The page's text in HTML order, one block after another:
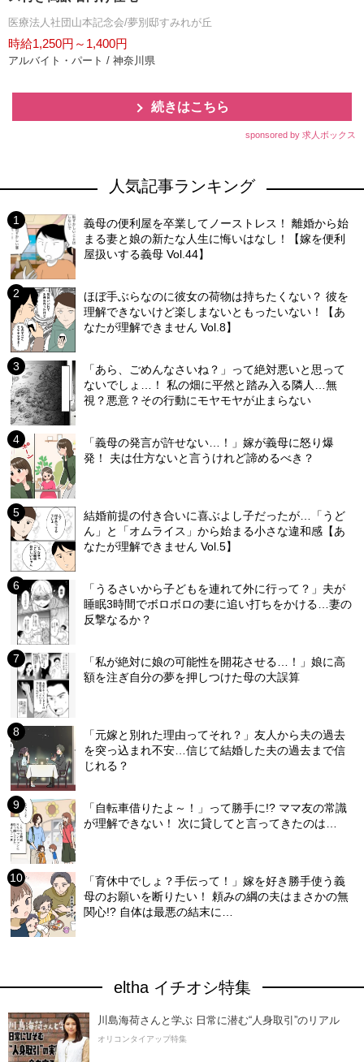
医療法人社団山本記念会/夢別邸すみれが丘
時給1,250円～1,400円
アルバイト・パート / 神奈川県
続きはこちら
sponsored by 求人ボックス
人気記事ランキング
義母の便利屋を卒業してノーストレス！ 離婚から始
まる妻と娘の新たな人生に悔いはなし！【嫁を便利
屋扱いする義母 Vol.44】
ほぼ手ぶらなのに彼女の荷物は持ちたくない？ 彼を
理解できないけど楽しまないともったいない！【あ
なたが理解できません Vol.8】
「あら、ごめんなさいね？」って絶対悪いと思って
ないでしょ…！ 私の畑に平然と踏み入る隣人…無
視？悪意？その行動にモヤモヤが止まらない
「義母の発言が許せない…！」嫁が義母に怒り爆
発！ 夫は仕方ないと言うけれど諦めるべき？
結婚前提の付き合いに喜ぶよし子だったが…「うど
ん」と「オムライス」から始まる小さな違和感【あ
なたが理解できません Vol.5】
「うるさいから子どもを連れて外に行って？」夫が
睡眠3時間でボロボロの妻に追い打ちをかける…妻の
反撃なるか？
「私が絶対に娘の可能性を開花させる…！」娘に高
額を注ぎ自分の夢を押しつけた母の大誤算
「元嫁と別れた理由ってそれ？」友人から夫の過去
を突っ込まれ不安…信じて結婚した夫の過去まで信
じれる？
「自転車借りたよ～！」って勝手に!? ママ友の常識
が理解できない！ 次に貸してと言ってきたのは…
「育休中でしょ？手伝って！」嫁を好き勝手使う義
母のお願いを断りたい！ 頼みの綱の夫はまさかの無
関心!? 自体は最悪の結末に…
eltha イチオシ特集
川島海荷さんと学ぶ 日常に潜む“人身取引”のリアル
オリコンタイアップ特集